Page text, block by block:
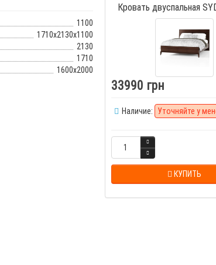
1100
1710x2130x1100
2130
1710
1600x2000
Кровать двуспальная
33990 грн
Наличие: Уточняйте у
КУПИТЬ